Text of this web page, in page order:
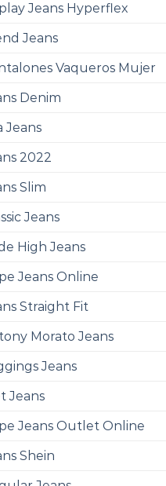
Jeans Hyperflex
Jeans
Vaqueros Mujer
Denim
Jeans
2022
Slim
Jeans
High Jeans
Jeans Online
Straight Fit
Morato Jeans
Jeans
Jeans
Jeans Outlet Online
Shein